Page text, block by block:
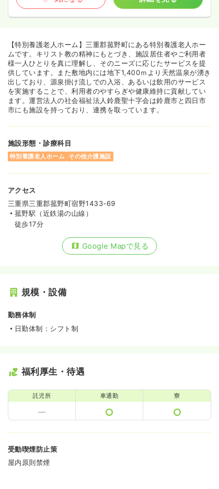
【特別養護老人ホーム】三重郡菰野町にある特別養護老人ホー
ムです。キリスト教の精神にもとづき、施設居住者やご利用者
様一人ひとりを真に理解し、そのニーズに応じたサービスを提
供しています。また敷地内には地下1,400ｍより天然温泉が湧き
出しており、源泉掛け流しでの入浴、あるいは飲用のサービス
を実施することで、利用者のやすらぎや健康維持に貢献してい
ます。運営法人の社会福祉法人鈴鹿聖十字会は鈴鹿市と四日市
市にも施設を持っており、連携を取っています。
施設形態・診療科目
特別養護老人ホーム その他介護施設
アクセス
三重県三重郡菰野町宿野1433-69
菰野駅（近鉄湯の山線）
徒歩17分
Google Mapで見る
規模・設備
勤務体制
日勤体制：シフト制
福利厚生・待遇
託児所 車通勤 寮
受動喫煙防止策
屋内原則禁煙